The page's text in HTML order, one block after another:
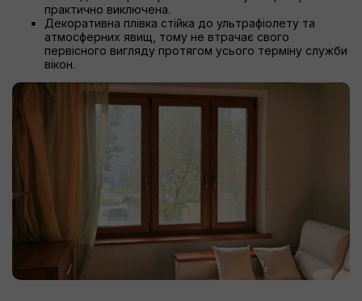
практично виключена.
Декоративна плівка стійка до ультрафіолету та
атмосферних явищ, тому не втрачає свого
первісного вигляду протягом усього терміну служби
вікон.